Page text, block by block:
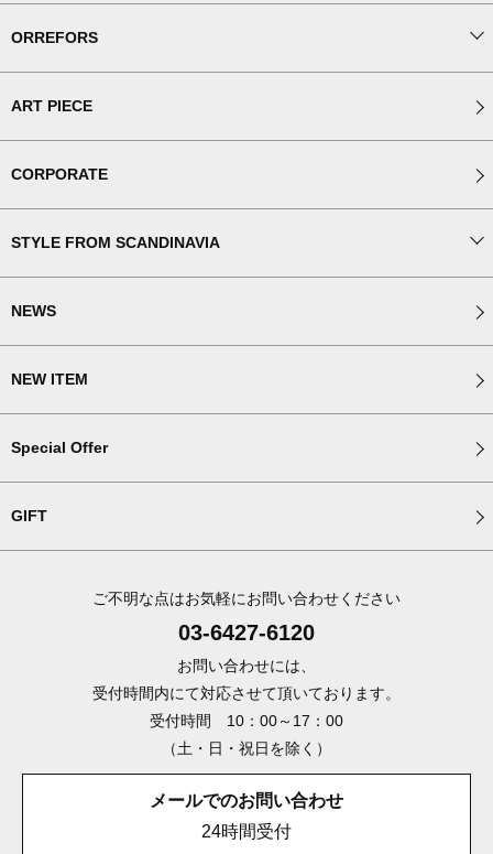
ORREFORS
ART PIECE
CORPORATE
STYLE FROM SCANDINAVIA
NEWS
NEW ITEM
Special Offer
GIFT
ご不明な点はお気軽にお問い合わせください
03-6427-6120
お問い合わせには、
受付時間内にて対応させて頂いております。
受付時間 10：00～17：00
（土・日・祝日を除く）
メールでのお問い合わせ
24時間受付